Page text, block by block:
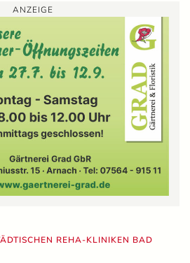
ANZEIGE
REHA-KLINIKEN BAD